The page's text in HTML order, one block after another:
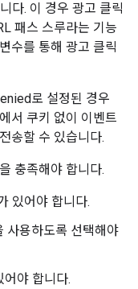
다. 이 경우 광고 클릭
패스 스루라는 기능
수를 통해 광고 클릭
로 설정된 경우
서 쿠키 없이 이벤트
송할 수 있습니다.
충족해야 합니다.
있어야 합니다.
사용하도록 선택해야
야 합니다.